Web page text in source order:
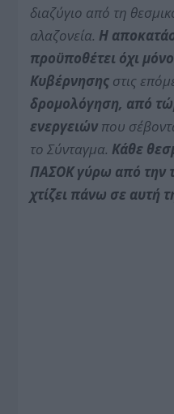
διαζύγιο από τη
αλαζονεία. Η
προϋποθέτει όχι
Κυβέρνησης στις
δρομολόγηση, από
ενεργειών που
το Σύνταγμα. Κάθε
ΠΑΣΟΚ γύρω από την
χτίζει πάνω σε αυτή